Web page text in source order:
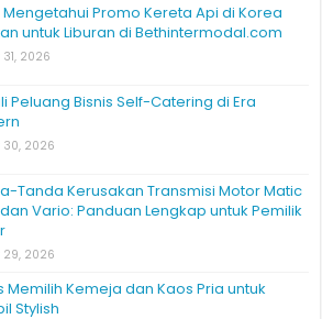
1, 2026
Promo Kereta Api di Korea
2026
Peluang Bisnis Self-Catering di Era
30, 2026
Tanda Kerusakan Transmisi Motor Matic
Vario: Panduan Lengkap untuk Pemilik
29, 2026